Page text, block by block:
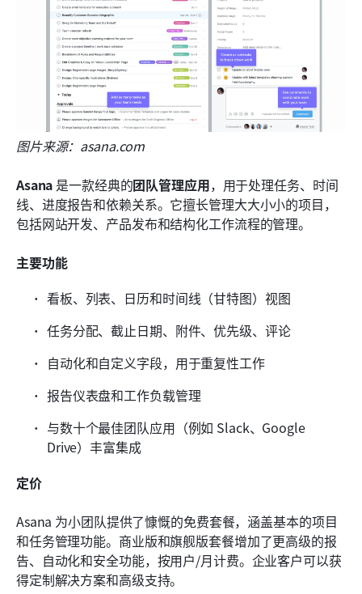
图片来源：asana.com
Asana 是一款经典的团队管理应用，用于处理任务、时间
线、进度报告和依赖关系。它擅长管理大大小小的项目，
包括网站开发、产品发布和结构化工作流程的管理。
主要功能
看板、列表、日历和时间线（甘特图）视图
任务分配、截止日期、附件、优先级、评论
自动化和自定义字段，用于重复性工作
报告仪表盘和工作负载管理
与数十个最佳团队应用（例如 Slack、Google
Drive）丰富集成
定价
Asana 为小团队提供了慷慨的免费套餐，涵盖基本的项目
和任务管理功能。商业版和旗舰版套餐增加了更高级的报
告、自动化和安全功能，按用户/月计费。企业客户可以获
得定制解决方案和高级支持。